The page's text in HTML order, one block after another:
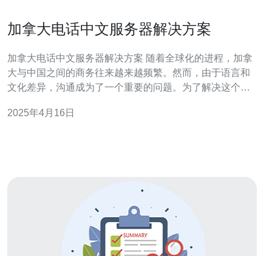
加拿大电话中文服务器解决方案
加拿大电话中文服务器解决方案 随着全球化的进程，加拿
大与中国之间的商务往来越来越频繁。然而，由于语言和
文化差异，沟通成为了一个重要的问题。为了解决这个问
话中文服务器解决方案是一种基于服务器技术的解决方
2025年4月16日